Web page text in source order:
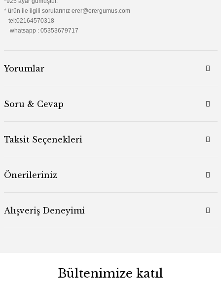
* ürün ile ilgili sorularınız erer@erergumus.com
tel:02164570318
whatsapp : 05353679717
Yorumlar
Soru & Cevap
Taksit Seçenekleri
Önerileriniz
Alışveriş Deneyimi
Bültenimize katıl